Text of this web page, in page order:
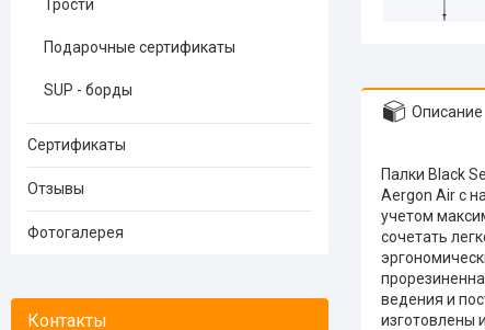
Описание
Палки Black
Aergon Air с
учетом
сочетать
ведения и
изготовлены
Трости
Подарочные сертификаты
SUP - борды
Сертификаты
Отзывы
Фотогалерея